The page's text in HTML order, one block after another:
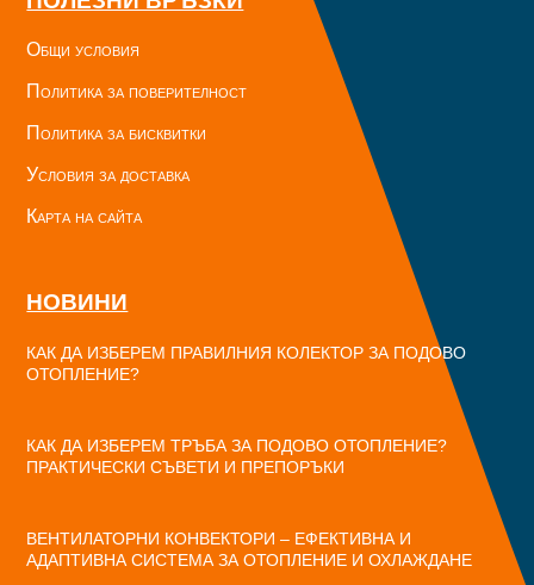
Общи условия
Политика за поверителност
Политика за бисквитки
Условия за доставка
Карта на сайта
НОВИНИ
КАК ДА ИЗБЕРЕМ ПРАВИЛНИЯ КОЛЕКТОР ЗА ПОДОВО
ОТОПЛЕНИЕ?
КАК ДА ИЗБЕРЕМ ТРЪБА ЗА ПОДОВО ОТОПЛЕНИЕ?
ПРАКТИЧЕСКИ СЪВЕТИ И ПРЕПОРЪКИ
ВЕНТИЛАТОРНИ КОНВЕКТОРИ – ЕФЕКТИВНА И
АДАПТИВНА СИСТЕМА ЗА ОТОПЛЕНИЕ И ОХЛАЖДАНЕ